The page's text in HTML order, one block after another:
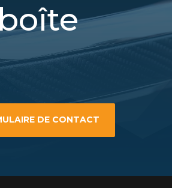
DE CONTACT